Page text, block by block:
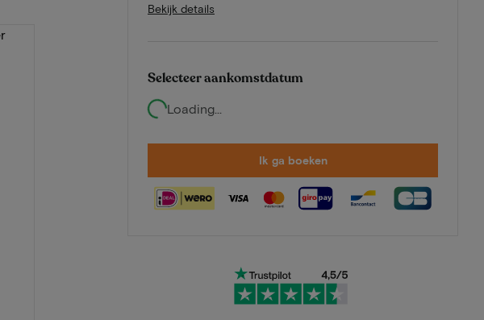
Bekijk details
Selecteer aankomstdatum
Loading...
Ik ga boeken